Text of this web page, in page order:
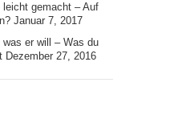
leicht gemacht – Auf
Januar 7, 2017
er will – Was du
Dezember 27, 2016